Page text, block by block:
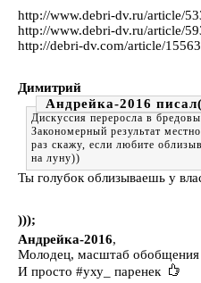
http://www.debri-dv.ru/article/
http://www.debri-dv.ru/article/
http://debri-dv.com/article/15563
Димитрий
Андрейка-2016
Дискуссия переросла в
Закономерный результат
раз скажу, если любите
на луну))
Ты голубок облизываешь у
)));
Андрейка-2016,
Молодец, масштаб обобщения
И просто #уху_ паренек